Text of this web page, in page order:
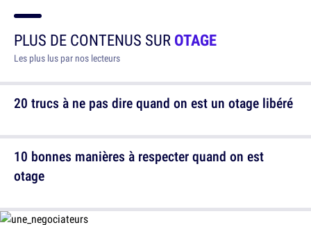
PLUS DE CONTENUS SUROTAGE
Les plus lus par nos lecteurs
20 trucs à ne pas dire quand on est un otage libéré
10 bonnes manières à respecter quand on est
otage